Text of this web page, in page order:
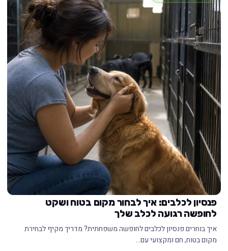
פנסיון לכלבים: איך לבחור מקום בטוח ושקט
לחופשה רגועה לכלב שלך
איך בוחרים פנסיון לכלבים לחופשה משפחתית? מדריך מקיף לבחירת
מקום בטוח, חם ומקצועי עם…